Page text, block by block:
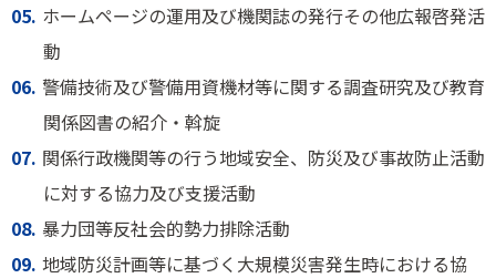
05. ホームページの運用及び機関誌の発行その他広報啓発活
動
06. 警備技術及び警備用資機材等に関する調査研究及び教育
関係図書の紹介・斡旋
07. 関係行政機関等の行う地域安全、防災及び事故防止活動
に対する協力及び支援活動
08. 暴力団等反社会的勢力排除活動
09. 地域防災計画等に基づく大規模災害発生時における協